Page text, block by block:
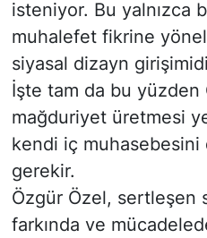
isteniyor. Bu yalnızca
muhalefet fikrine
siyasal dizayn
İşte tam da bu yüzden
mağduriyet üretmesi
kendi iç muhasebesini
gerekir.
Özgür Özel, sertleşen
farkında ve